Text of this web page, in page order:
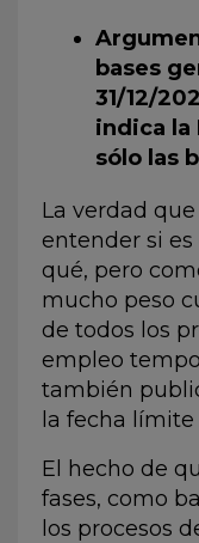
bases
31/12/
indica la
sólo las
La verdad
entender si
qué, pero
mucho peso
de todos los
empleo
también
la fecha límite
El hecho de
fases, como
los procesos